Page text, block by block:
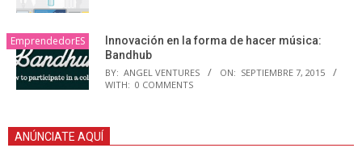
EmprendedorES
Innovación en la forma de hacer música:
Bandhub
BY: ANGEL VENTURES ON: SEPTIEMBRE 7, 2015
WITH: 0 COMMENTS
ANÚNCIATE AQUÍ